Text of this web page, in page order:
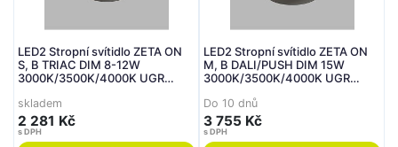
LED2 Stropní svítidlo ZETA ON
S, B TRIAC DIM 8-12W
3000K/3500K/4000K UGR
skladem
2 281 Kč
s DPH
LED2 Stropní svítidlo ZETA ON
M, B DALI/PUSH DIM 15W
3000K/3500K/4000K UGR
Do 10 dnů
3 755 Kč
s DPH